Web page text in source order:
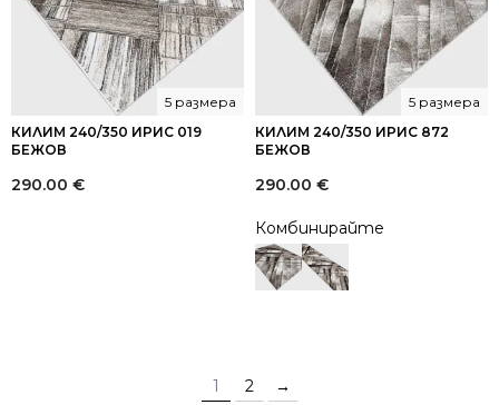
КИЛИМ 240/350 ИРИС 019
БЕЖОВ
5 размера
290.00 €
КИЛИМ 240/350 ИРИС 872
БЕЖОВ
5 размера
290.00 €
Комбинирайте
1 2 →